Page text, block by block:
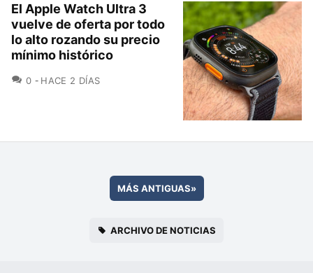
El Apple Watch Ultra 3
vuelve de oferta por todo
lo alto rozando su precio
mínimo histórico
0 COMENTARIOS
HACE 2 DÍAS
MÁS ANTIGUAS»
ARCHIVO DE NOTICIAS